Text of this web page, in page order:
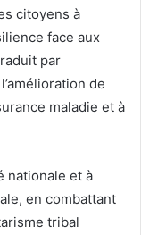
citoyens à
face aux
par
de
maladie et à
nationale et à
en combattant
tribal